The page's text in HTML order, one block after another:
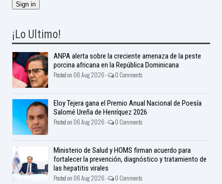
¡Lo Ultimo!
ANPA alerta sobre la creciente amenaza de la peste
porcina africana en la República Dominicana
Posted on 06 Aug 2026 - 0 Comments
Eloy Tejera gana el Premio Anual Nacional de Poesía
Salomé Ureña de Henríquez 2026
Posted on 06 Aug 2026 - 0 Comments
Ministerio de Salud y HOMS firman acuerdo para
fortalecer la prevención, diagnóstico y tratamiento de
las hepatitis virales
Posted on 06 Aug 2026 - 0 Comments